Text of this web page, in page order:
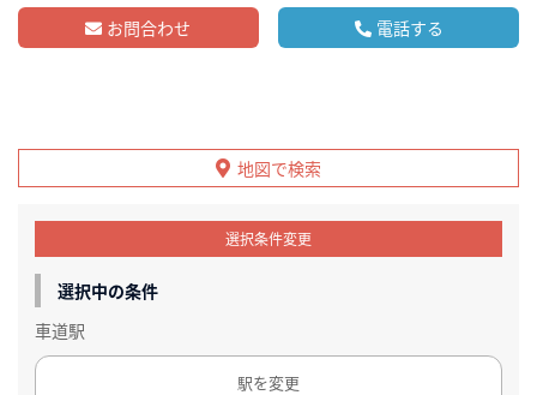
お問合わせ 電話する
地図で検索
選択条件変更
選択中の条件
車道駅
駅を変更